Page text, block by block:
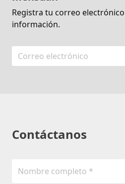
Registra tu correo
información.
Contáctanos